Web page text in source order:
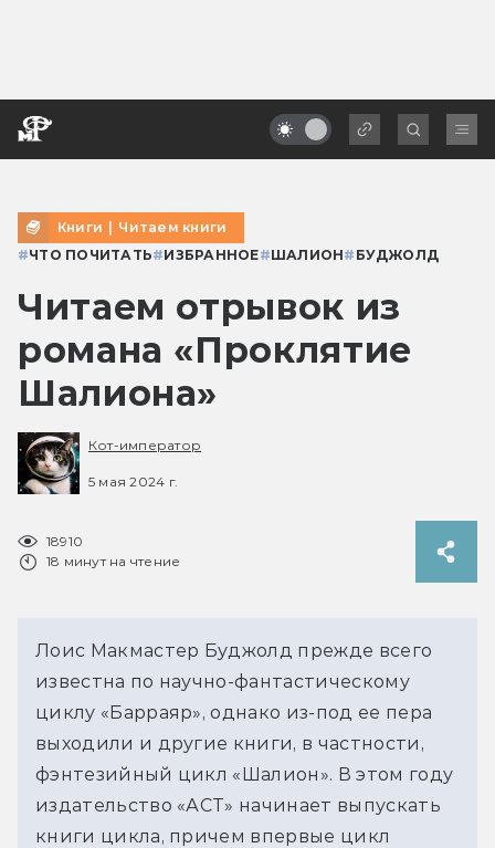
Книги | Читаем книги
#ЧТО ПОЧИТАТЬ#ИЗБРАННОЕ#ШАЛИОН# БУДЖОЛД
Читаем отрывок из
романа «Проклятие
Шалиона»
Кот-император
5 мая 2024 г.
18910
18 минут на чтение
Лоис Макмастер Буджолд прежде всего
известна по научно-фантастическому
циклу «Барраяр», однако из-под ее пера
выходили и другие книги, в частности,
фэнтезийный цикл «Шалион». В этом году
издательство «АСТ» начинает выпускать
книги цикла, причем впервые цикл